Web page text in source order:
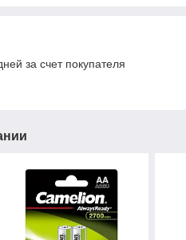
за счет покупателя